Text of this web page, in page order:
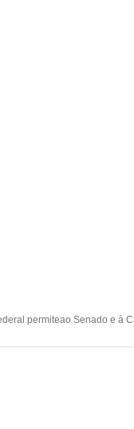
permiteao Senado e à